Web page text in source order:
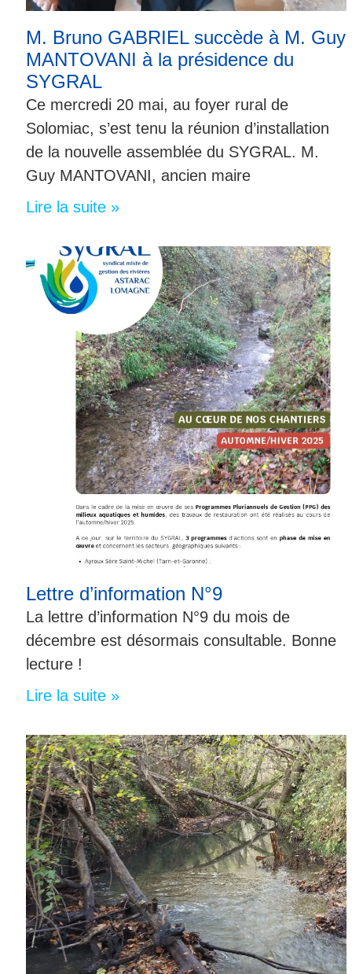
M. Bruno GABRIEL succède à M. Guy
MANTOVANI à la présidence du
SYGRAL
Ce mercredi 20 mai, au foyer rural de
Solomiac, s’est tenu la réunion d’installation
de la nouvelle assemblée du SYGRAL. M.
Guy MANTOVANI, ancien maire
Lire la suite »
Lettre d’information N°9
La lettre d’information N°9 du mois de
décembre est désormais consultable. Bonne
lecture !
Lire la suite »